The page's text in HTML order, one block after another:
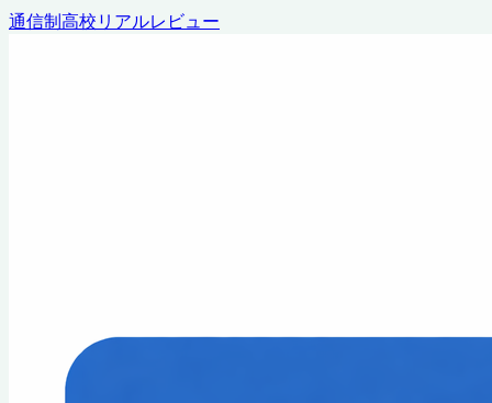
通信制高校リアルレビュー